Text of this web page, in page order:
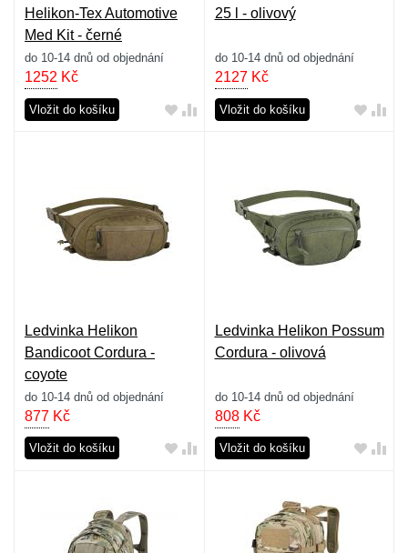
Helikon-Tex Automotive
Med Kit - černé
do 10-14 dnů od objednání
1252 Kč
Vložit do košíku
25 l - olivový
do 10-14 dnů od objednání
2127Kč
Vložit do košíku
Ledvinka Helikon
Bandicoot Cordura -
coyote
do 10-14 dnů od objednání
877 Kč
Vložit do košíku
Ledvinka Helikon Possum
Cordura - olivová
do 10-14 dnů od objednání
808Kč
Vložit do košíku